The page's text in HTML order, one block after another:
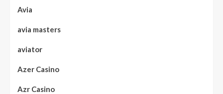
Avia
avia masters
aviator
Azer Casino
Azr Casino